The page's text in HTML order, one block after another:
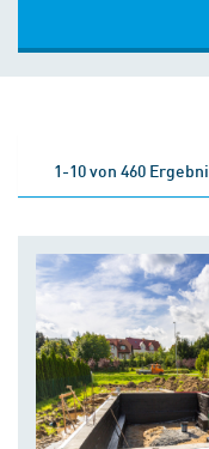
1-10 von 460